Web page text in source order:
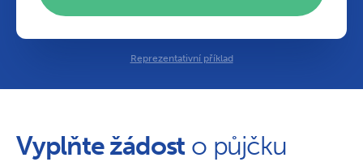
Reprezentativní příklad
Žádost byla úspěšně
Vyplňte žádost o půjčku